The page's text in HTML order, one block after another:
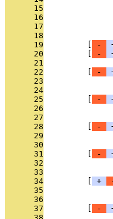
      15
      16
      17
      18
      19
-
      20
-
      21
      22
-
      23
      24
      25
-
      26
      27
      28
-
      29
      30
      31
-
      32
      33
      34
+
      35
      36
      37
-